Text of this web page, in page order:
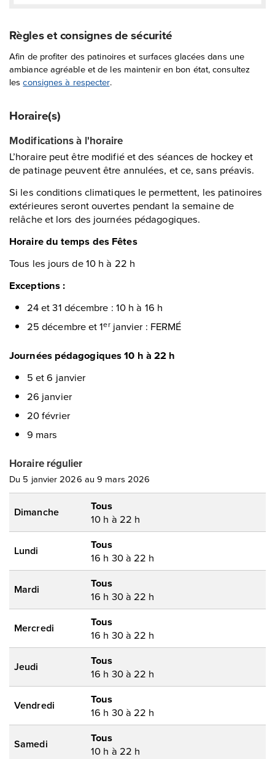
Règles et consignes de sécurité
Afin de profiter des patinoires et surfaces glacées dans une
ambiance agréable et de les maintenir en bon état, consultez
lesconsignes à respecter.
Horaire(s)
Modifications à l'horaire
L’horaire peut être modifié et des séances de hockey et
de patinage peuvent être annulées, et ce, sans préavis.
Si les conditions climatiques le permettent, les patinoires
extérieures seront ouvertes pendant la semaine de
relâche et lors des journées pédagogiques.
Horaire du temps des Fêtes
Tous les jours de 10 h à 22 h
Exceptions :
24 et 31 décembre : 10 h à 16 h
25 décembre et 1erjanvier : FERMÉ
Journées pédagogiques 10 h à 22 h
5 et 6 janvier
26 janvier
20 février
9 mars
Horaire régulier
Du 5 janvier 2026 au 9 mars 2026
Dimanche Tous
10 h à 22 h
Lundi Tous
16 h 30 à 22 h
Mardi Tous
16 h 30 à 22 h
Mercredi Tous
16 h 30 à 22 h
Jeudi Tous
16 h 30 à 22 h
Vendredi Tous
16 h 30 à 22 h
Samedi Tous
10 h à 22 h